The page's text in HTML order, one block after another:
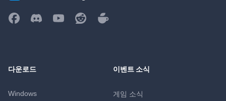
다운로드
Windows
이벤트 소식
게임 소식